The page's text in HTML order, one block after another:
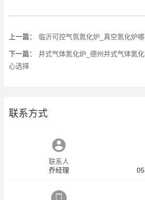
上一篇： 临沂可控气氛氮化炉_真空氮化炉
下一篇：
井式气体氮化炉_德州井式气体氮
心选择
联系方式
联系人
乔经理